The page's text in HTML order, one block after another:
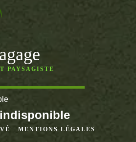
PAYSAGISTE
indisponible
- MENTIONS LÉGALES